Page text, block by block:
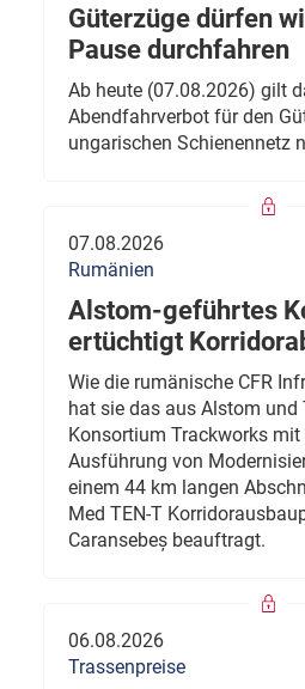
Güterzüge dürfen
Pause durchfahren
Ab heute (07.08.2026) gilt
Abendfahrverbot für den
ungarischen Schienennetz
07.08.2026
Rumänien
Alstom-geführtes
ertüchtigt
Wie die rumänische CFR
hat sie das aus Alstom und
Konsortium Trackworks mit
Ausführung von
einem 44 km langen
Med TEN-T
Caransebeș beauftragt.
06.08.2026
Trassenpreise